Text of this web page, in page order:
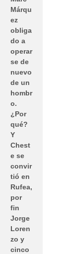
Márqu
ez
obliga
do a
operar
se de
nuevo
de un
hombr
o.
¿Por
qué?
Y
Chest
e se
convir
tió en
Rufea,
por
fin
Jorge
Loren
zo y
cinco